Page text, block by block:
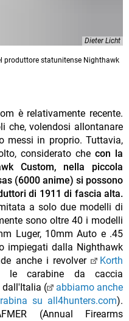
Dieter Licht
produttore statunitense Nighthawk
è relativamente recente.
che, volendosi allontanare
messi in proprio. Tuttavia,
considerato checon la
Custom, nella piccola
(6000 anime) si possono
di 1911 di fascia alta.
a solo due modelli di
sono oltre 40 i modelli
Luger, 10mm Auto e .45
impiegati dalla Nighthawk
anche i revolver
Korth
le carabine da caccia
dall'Italia (
abbiamo anche
su all4hunters.com).
(Annual Firearms